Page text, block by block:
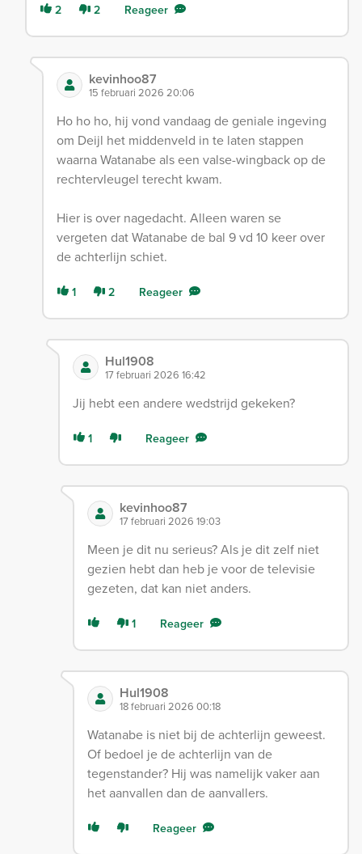
2 2 Reageer
kevinhoo87
15 februari 2026 20:06
Ho ho ho, hij vond vandaag de geniale ingeving
om Deijl het middenveld in te laten stappen
waarna Watanabe als een valse-wingback op de
rechtervleugel terecht kwam.
Hier is over nagedacht. Alleen waren se
vergeten dat Watanabe de bal 9 vd 10 keer over
de achterlijn schiet.
1 2 Reageer
Hul1908
17 februari 2026 16:42
Jij hebt een andere wedstrijd gekeken?
1 Reageer
kevinhoo87
17 februari 2026 19:03
Meen je dit nu serieus? Als je dit zelf niet
gezien hebt dan heb je voor de televisie
gezeten, dat kan niet anders.
1 Reageer
Hul1908
18 februari 2026 00:18
Watanabe is niet bij de achterlijn geweest.
Of bedoel je de achterlijn van de
tegenstander? Hij was namelijk vaker aan
het aanvallen dan de aanvallers.
Reageer